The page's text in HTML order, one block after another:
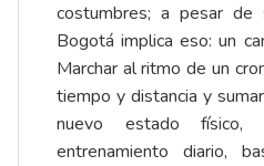
costumbres; a pesar de
Bogotá implica eso: un
Marchar al ritmo de un
tiempo y distancia y
nuevo estado
entrenamiento diario,